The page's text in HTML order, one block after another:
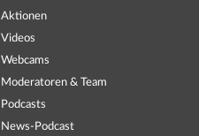
Aktionen
Videos
Webcams
Moderatoren & Team
Podcasts
News-Podcast